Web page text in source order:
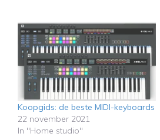
Koopgids: de beste MIDI-keyboards
22 november 2021
In "Home studio"